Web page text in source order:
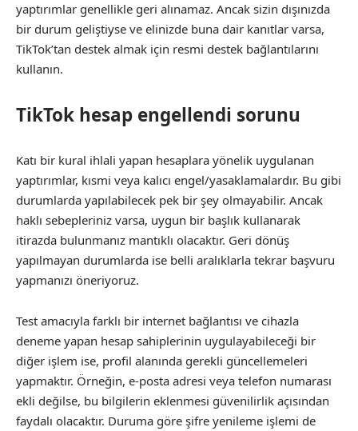
yaptırımlar genellikle geri alınamaz. Ancak sizin dışınızda
bir durum geliştiyse ve elinizde buna dair kanıtlar varsa,
TikTok’tan destek almak için resmi destek bağlantılarını
kullanın.
TikTok hesap engellendi sorunu
Katı bir kural ihlali yapan hesaplara yönelik uygulanan
yaptırımlar, kısmi veya kalıcı engel/yasaklamalardır. Bu gibi
durumlarda yapılabilecek pek bir şey olmayabilir. Ancak
haklı sebepleriniz varsa, uygun bir başlık kullanarak
itirazda bulunmanız mantıklı olacaktır. Geri dönüş
yapılmayan durumlarda ise belli aralıklarla tekrar başvuru
yapmanızı öneriyoruz.
Test amacıyla farklı bir internet bağlantısı ve cihazla
deneme yapan hesap sahiplerinin uygulayabileceği bir
diğer işlem ise, profil alanında gerekli güncellemeleri
yapmaktır. Örneğin, e-posta adresi veya telefon numarası
ekli değilse, bu bilgilerin eklenmesi güvenilirlik açısından
faydalı olacaktır. Duruma göre şifre yenileme işlemi de